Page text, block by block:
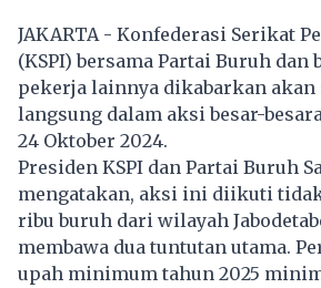
JAKARTA - Konfederasi Serikat
(KSPI) bersama Partai Buruh dan
pekerja lainnya dikabarkan akan
langsung dalam aksi besar-
24 Oktober 2024.
Presiden KSPI dan Partai Buruh
mengatakan, aksi ini diikuti
ribu buruh dari wilayah
membawa dua tuntutan utama.
upah minimum tahun 2025